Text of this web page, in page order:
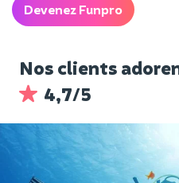
Devenez Funpro
Nos clients
4,7/5